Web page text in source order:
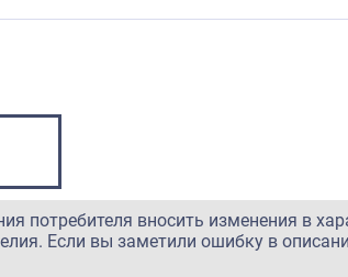
потребителя вносить изменения в
Если вы заметили ошибку в